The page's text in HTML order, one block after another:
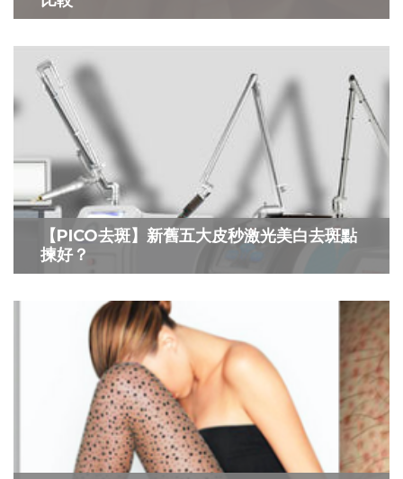
【PICO去斑】新舊五大皮秒激光美白去斑點
揀好？